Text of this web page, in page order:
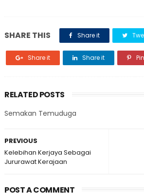
SHARE THIS Share it
Share it Share it
RELATED POSTS
Semakan Temuduga
PREVIOUS
Kelebihan Kerjaya Sebagai
Jururawat Kerajaan
POST A COMMENT